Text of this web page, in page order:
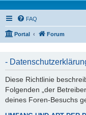
FAQ
Portal Forum
-
Diese Richtlinie
Folgenden „der
deines Foren-Besuchs